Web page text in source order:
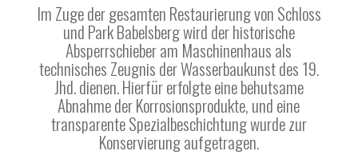
Im Zuge der gesamten Restaurierung von Schloss
und Park Babelsberg wird der historische
Absperrschieber am Maschinenhaus als
technisches Zeugnis der Wasserbaukunst des 19.
Jhd. dienen. Hierfür erfolgte eine behutsame
Abnahme der Korrosionsprodukte, und eine
transparente Spezialbeschichtung wurde zur
Konservierung aufgetragen.